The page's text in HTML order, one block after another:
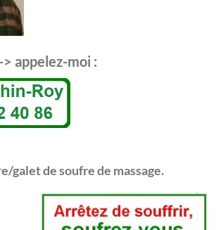
appelez-moi :
galet de soufre de massage.